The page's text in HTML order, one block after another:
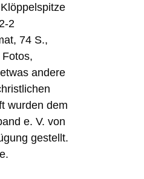
2
74 S.,
andere
wurden dem
e. V. von
gestellt.